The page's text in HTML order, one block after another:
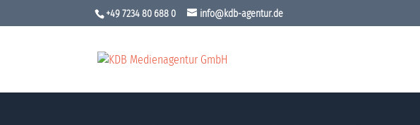
+49 7234 80 688 0 info@kdb-agentur.de